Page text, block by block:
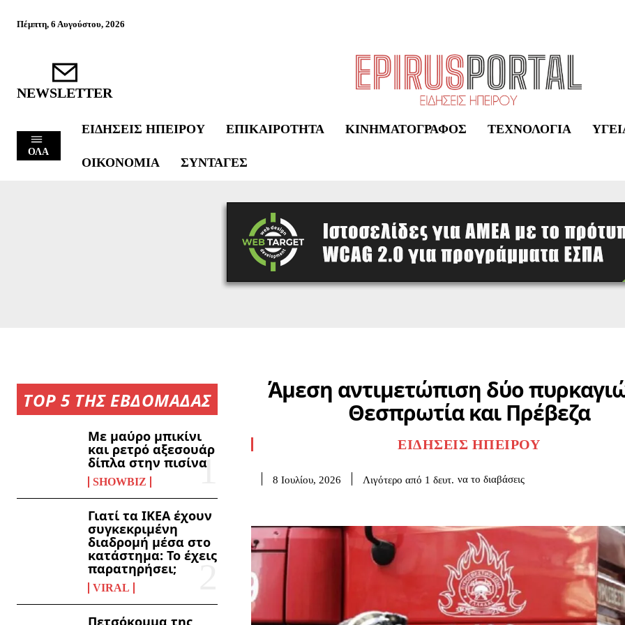
Πέμπτη, 6 Αυγούστου, 2026
NEWSLETTER
ΟΛΑ
ΕΙΔΉΣΕΙΣ ΗΠΕΊΡΟΥ ΕΠΙΚΑΙΡΌΤΗΤΑ ΚΙΝΗΜΑΤΟΓΡΆΦΟΣ ΤΕΧΝΟΛΟΓΊΑ
ΟΙΚΟΝΟΜΊΑ ΣΥΝΤΑΓΈΣ
TOP 5 ΤΗΣ ΕΒΔΟΜΑΔΑΣ
Με μαύρο μπικίνι
και ρετρό αξεσουάρ
δίπλα στην πισίνα
SHOWBIZ
Γιατί τα ΙΚΕΑ έχουν
συγκεκριμένη
διαδρομή μέσα στο
κατάστημα: Το έχεις
παρατηρήσει;
VIRAL
Πετσόκομμα της
Άμεση αντιμετώπιση δύο
Θεσπρωτία και Πρέβεζα
ΕΙΔΉΣΕΙΣ ΗΠΕΊΡΟΥ
8 Ιουλίου, 2026 Λιγότερο από 1 δευτ. να το διαβάσεις